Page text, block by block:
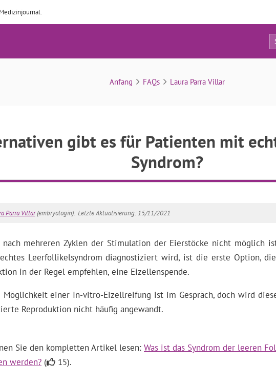
FAQs
9
Anfang FAQs Laura Parra Villar
gibt es für Patienten mit
Syndrom?
Parra Villar(embryologin). Letzte Aktualisierung: 15/11/2021
nach mehreren Zyklen der Stimulation der Eierstöcke nicht möglich
Leerfollikelsyndrom diagnostiziert wird, ist die erste Option,
in der Regel empfehlen, eine Eizellenspende.
Möglichkeit einer In-vitro-Eizellreifung ist im Gespräch, doch wird
Reproduktion nicht häufig angewandt.
Sie den kompletten Artikel lesen: Was ist das Syndrom der leeren
werden? ( 15).